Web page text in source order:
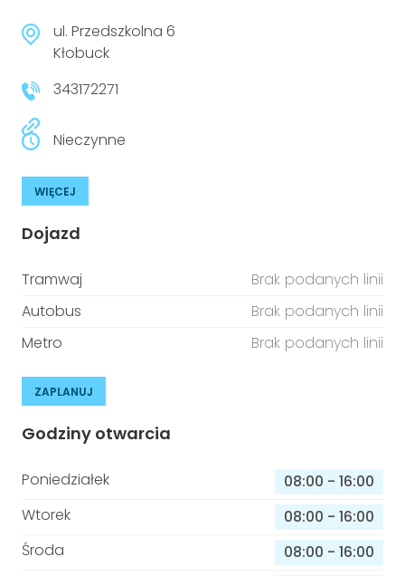
ul. Przedszkolna 6
Kłobuck
343172271
Nieczynne
WIĘCEJ
Dojazd
Tramwaj
Brak podanych linii
Autobus
Brak podanych linii
Metro
Brak podanych linii
ZAPLANUJ
Godziny otwarcia
Poniedziałek 08:00 - 16:00
Wtorek
08:00 - 16:00
Środa
08:00 - 16:00